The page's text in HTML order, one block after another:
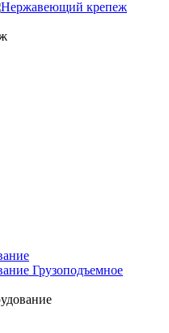
Грузоподъемное